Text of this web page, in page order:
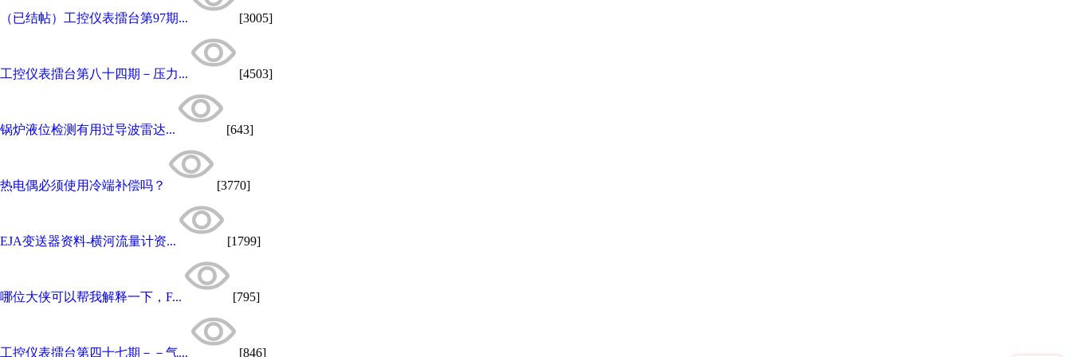
（已结帖）工控仪表擂台第97期... [3005]
工控仪表擂台第八十四期－压力... [4503]
锅炉液位检测有用过导波雷达... [643]
热电偶必须使用冷端补偿吗？ [3770]
EJA变送器资料-横河流量计资... [1799]
哪位大侠可以帮我解释一下，F... [795]
工控仪表擂台第四十七期－－气... [846]